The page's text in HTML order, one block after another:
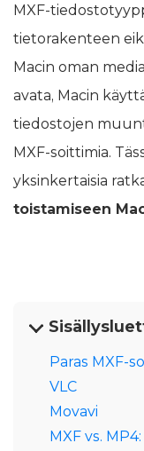
MXF-
tietorakenteen
Macin oman
avata, Macin
tiedostojen
MXF-soittimia.
yksinkertaisia
toistamiseen
Paras MXF-
VLC
Movavi
MXF vs.